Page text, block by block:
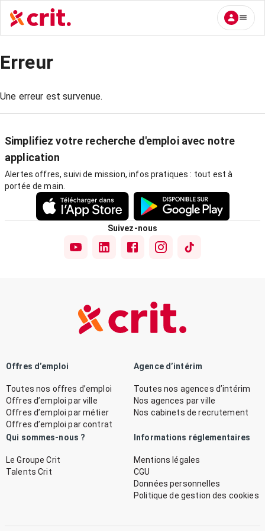
Erreur
Une erreur est survenue.
Simplifiez votre recherche d'emploi avec notre
application
Alertes offres, suivi de mission, infos pratiques : tout est à
portée de main.
Suivez-nous
Offres d’emploi
Toutes nos offres d’emploi
Offres d’emploi par ville
Offres d’emploi par métier
Offres d’emploi par contrat
Agence d’intérim
Toutes nos agences d’intérim
Nos agences par ville
Nos cabinets de recrutement
Qui sommes-nous ?
Le Groupe Crit
Talents Crit
Informations réglementaires
Mentions légales
CGU
Données personnelles
Politique de gestion des cookies